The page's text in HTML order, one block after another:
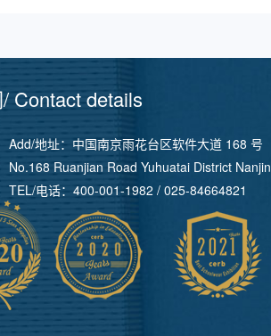
Contact details
Add/地址：中国南京雨花台区软件大道 168 号
No.168 Ruanjian Road Yuhuatai District
TEL/电话： 400-001-1982 / 025-84664821